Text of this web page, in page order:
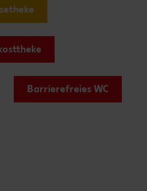
Barrierefreies WC